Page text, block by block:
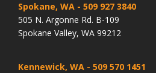
Spokane, WA - 509 927 3840
505 N. Argonne Rd. B-109
Spokane Valley, WA 99212
Kennewick, WA - 509 570 1451